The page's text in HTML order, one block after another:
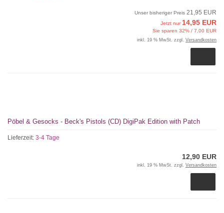
Unser bisheriger Preis 21,95 EUR
Jetzt nur 14,95 EUR
Sie sparen 32% / 7,00 EUR
inkl. 19 % MwSt. zzgl. Versandkosten
Pöbel & Gesocks - Beck's Pistols (CD) DigiPak Edition with Patch
Lieferzeit: 3-4 Tage
12,90 EUR
inkl. 19 % MwSt. zzgl. Versandkosten